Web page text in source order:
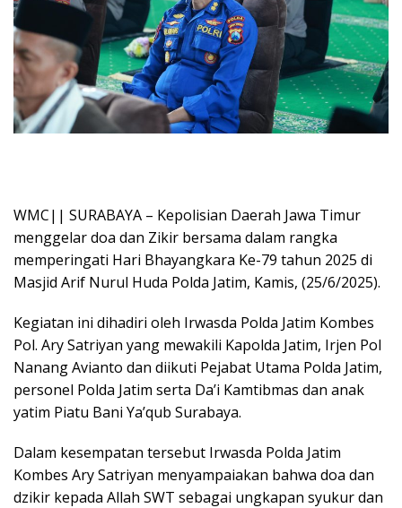
WMC|| SURABAYA – Kepolisian Daerah Jawa Timur
menggelar doa dan Zikir bersama dalam rangka
memperingati Hari Bhayangkara Ke-79 tahun 2025 di
Masjid Arif Nurul Huda Polda Jatim, Kamis, (25/6/2025).
Kegiatan ini dihadiri oleh Irwasda Polda Jatim Kombes
Pol. Ary Satriyan yang mewakili Kapolda Jatim, Irjen Pol
Nanang Avianto dan diikuti Pejabat Utama Polda Jatim,
personel Polda Jatim serta Da’i Kamtibmas dan anak
yatim Piatu Bani Ya’qub Surabaya.
Dalam kesempatan tersebut Irwasda Polda Jatim
Kombes Ary Satriyan menyampaiakan bahwa doa dan
dzikir kepada Allah SWT sebagai ungkapan syukur dan